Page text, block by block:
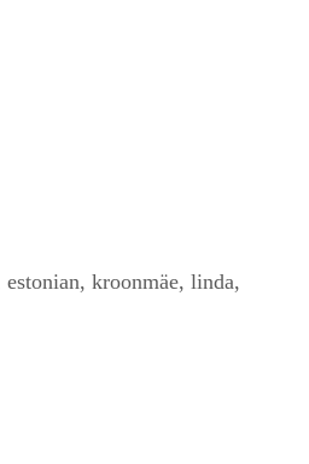
estonian, kroonmäe, linda,